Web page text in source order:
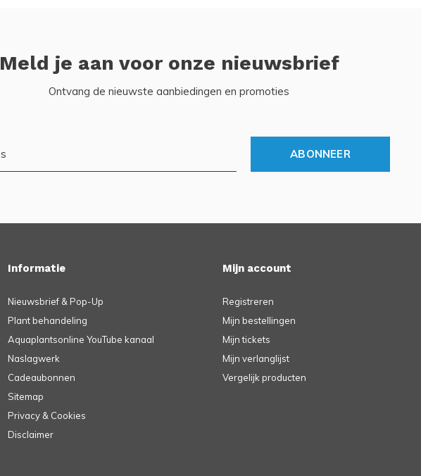
Meld je aan voor onze nieuwsbrief
Ontvang de nieuwste aanbiedingen en promoties
ABONNEER
Informatie
Nieuwsbrief & Pop-Up
Plant behandeling
Aquaplantsonline YouTube kanaal
Naslagwerk
Cadeaubonnen
Sitemap
Privacy & Cookies
Disclaimer
Mijn account
Registreren
Mijn bestellingen
Mijn tickets
Mijn verlanglijst
Vergelijk producten